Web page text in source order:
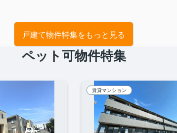
戸建て物件特集をもっと見る
ペット可物件特集
賃貸マンション